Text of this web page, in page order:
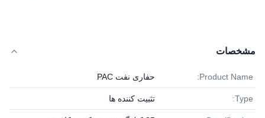
مشخصات
Product Name: حفاری نفت PAC
Type: تثبیت کننده ها